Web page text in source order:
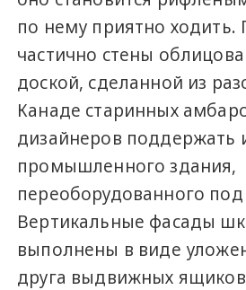
по нему приятно ходить.
частично стены
доской, сделанной из
Канаде старинных
дизайнеров поддержать
промышленного здания,
переоборудованного
Вертикальные фасады
выполнены в виде
друга выдвижных